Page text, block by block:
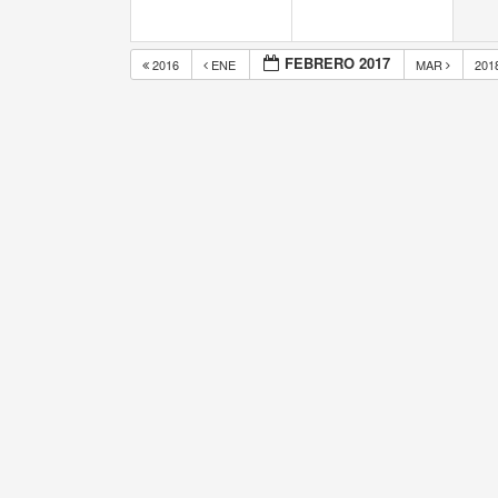
2016 ENE FEBRERO 2017 MAR